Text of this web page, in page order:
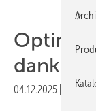
dank
04.12.2025